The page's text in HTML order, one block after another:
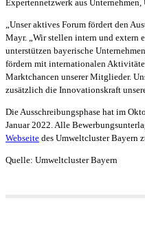
Expertennetzwerk aus
„Unser aktives Forum fördert den
Mayr. „Wir stellen intern und extern
unterstützen bayerische
fördern mit internationalen
Marktchancen unserer Mitglieder.
zusätzlich die Innovationskraft
Die Ausschreibungsphase hat im
Januar 2022. Alle
Webseite des Umweltcluster Bayern
Quelle: Umweltcluster Bayern